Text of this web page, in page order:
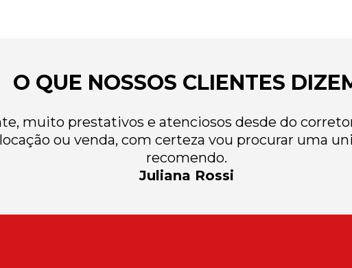
O QUE NOSSOS CLIENTES
muito prestativos e atenciosos desde do
ou venda, com certeza vou procurar uma
recomendo.
Juliana Rossi